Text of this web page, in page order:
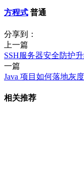
方程式 普通
分享到：
上一篇
SSH服务器安全防护
一篇
Java 项目如何落地灰
相关推荐